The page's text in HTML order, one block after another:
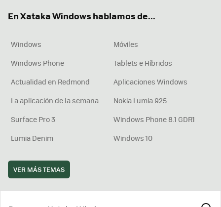
En Xataka Windows hablamos de...
Windows
Móviles
Windows Phone
Tablets e Híbridos
Actualidad en Redmond
Aplicaciones Windows
La aplicación de la semana
Nokia Lumia 925
Surface Pro 3
Windows Phone 8.1 GDR1
Lumia Denim
Windows 10
VER MÁS TEMAS